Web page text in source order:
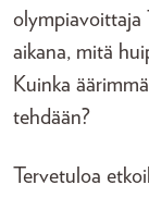
olympiavoittaja
aikana, mitä
Kuinka
tehdään?
Tervetuloa